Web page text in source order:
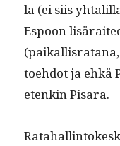
la (ei siis
Espoon
toe­hdot ja ehkä
etenkin Pisara.